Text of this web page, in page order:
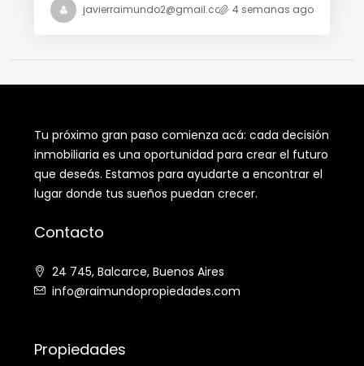
javierraimundo2@gmail.com 4 semanas ago
Tu próximo gran paso comienza acá: cada decisión
inmobiliaria es una oportunidad para crear el futuro
que deseás. Estamos para ayudarte a encontrar el
lugar donde tus sueños puedan crecer.
Contacto
24 745, Balcarce, Buenos Aires
info@raimundopropiedades.com
Propiedades